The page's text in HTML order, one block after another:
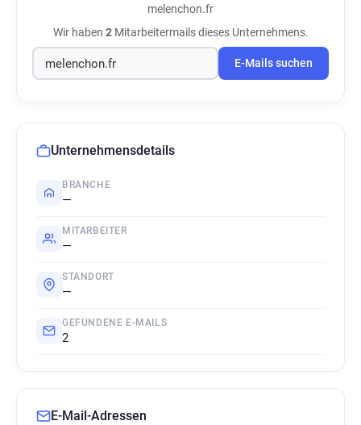
melenchon.fr
Wir haben 2Mitarbeitermails dieses Unternehmens.
E-Mails suchen
Unternehmensdetails
BRANCHE
—
MITARBEITER
—
STANDORT
—
GEFUNDENE E-MAILS
2
E-Mail-Adressen